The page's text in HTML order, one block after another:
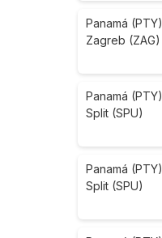
Panamá (PTY)
Zagreb (ZAG)
Panamá (PTY)
Split (SPU)
Panamá (PTY)
Split (SPU)